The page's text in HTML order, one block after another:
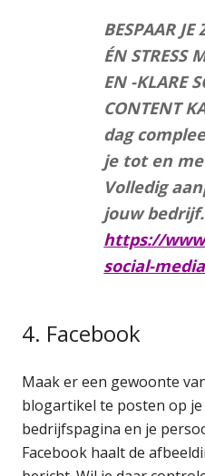
BESPAAR JE
ÉN STRESS
EN -KLARE
CONTENT
dag
je tot en
Volledig
jouw
https://
social-
4. Facebook
Maak er een gewoonte
blogartikel te posten op je
bedrijfspagina en je
Facebook haalt de